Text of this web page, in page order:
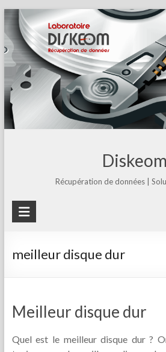
Skip
to
content
Diskeom
Récupération de données |
meilleur disque dur
Meilleur disque dur
Quel est le meilleur disque dur ?